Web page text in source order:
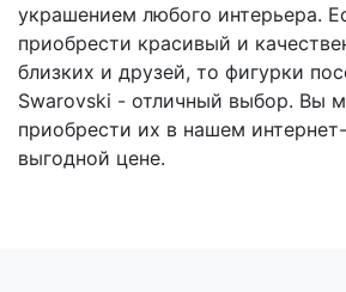
украшением любого интерьера.
приобрести красивый и
близких и друзей, то фигурки
Swarovski - отличный выбор. Вы
приобрести их в нашем
выгодной цене.